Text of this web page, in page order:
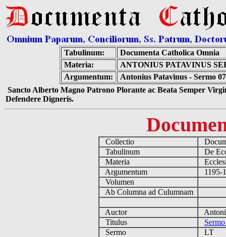
Tabulinum:
Documenta Catholica Omnia
Materia:
ANTONIUS PATAVINUS
Argumentum:
Antonius Patavinus - Sermo
Sancto Alberto Magno Patrono Plorante ac Beata Semper
Defendere Digneris.
Collectio
Tabulinum
De
Materia
Argumentum
1195-
Volumen
Ab Columna ad Culumnam
Auctor
Titulus
Sermo
LT